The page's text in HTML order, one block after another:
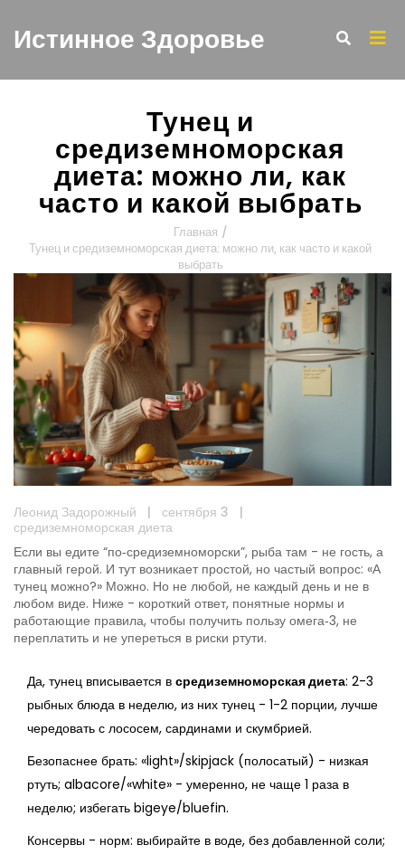
Истинное Здоровье
Тунец и
средиземноморская
диета: можно ли, как
часто и какой выбрать
Главная /
Тунец и средиземноморская диета: можно ли, как часто и какой
выбрать
Леонид Задорожный | сентября 3
|
средиземноморская диета
Если вы едите “по‑средиземноморски”, рыба там - не гость, а
главный герой. И тут возникает простой, но частый вопрос: «А
тунец можно?» Можно. Но не любой, не каждый день и не в
любом виде. Ниже - короткий ответ, понятные нормы и
работающие правила, чтобы получить пользу омега‑3, не
переплатить и не упереться в риски ртути.
Да, тунец вписывается в средиземноморская диета: 2-3
рыбных блюда в неделю, из них тунец - 1-2 порции, лучше
чередовать с лососем, сардинами и скумбрией.
Безопаснее брать: «light»/skipjack (полосатый) - низкая
ртуть; albacore/«white» - умеренно, не чаще 1 раза в
неделю; избегать bigeye/bluefin.
Консервы - норм: выбирайте в воде, без добавленной соли;